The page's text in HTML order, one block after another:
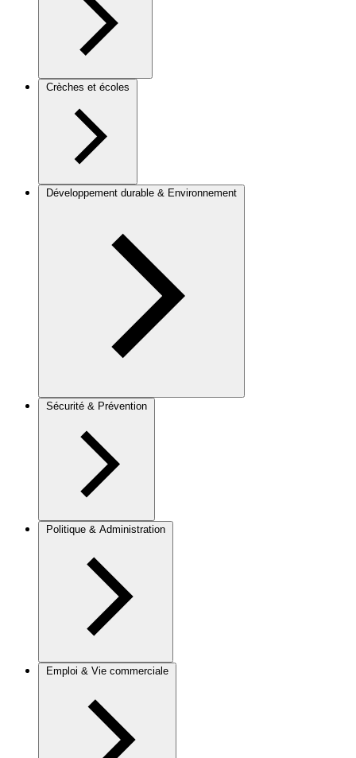
Crèches et écoles
Développement durable & Environnement
Sécurité & Prévention
Politique & Administration
Emploi & Vie commerciale